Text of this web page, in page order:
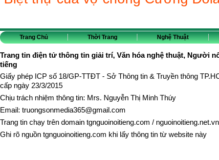
Trang Chủ Thời Trang Nghệ Thuật
Trang tin điện tử thông tin giải trí, Văn hóa nghệ thuật, Người
tiếng
Giấy phép ICP số 18/GP-TTĐT - Sở Thông tin & Truyền thông
cấp ngày 23/3/2015
Chịu trách nhiệm thông tin: Mrs. Nguyễn Thị Minh Thúy
Email: truongsonmedia365@gmail.com
Trang tin chạy trên domain tgnguoinoitieng.com / nguoinoitieng.net.vn
Ghi rõ nguồn tgnguoinoitieng.com khi lấy thông tin từ website này